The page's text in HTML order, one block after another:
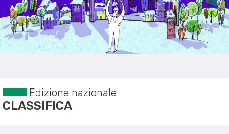
Edizione nazionale
CLASSIFICA